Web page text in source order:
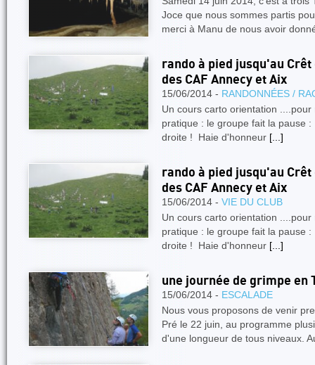
Joce que nous sommes partis
merci à Manu de nous avoir
rando à pied jusqu'au
des CAF Annecy et Aix
15/06/2014 - RANDONNÉES /
Un cours carto orientation
pratique : le groupe fait la pause
droite ! Haie d'honneur [...]
rando à pied jusqu'au
des CAF Annecy et Aix
15/06/2014 - VIE DU CLUB
Un cours carto orientation
pratique : le groupe fait la pause
droite ! Haie d'honneur [...]
une journée de grimpe en
15/06/2014 - ESCALADE
Nous vous proposons de venir
Pré le 22 juin, au programme
d'une longueur de tous niveaux.